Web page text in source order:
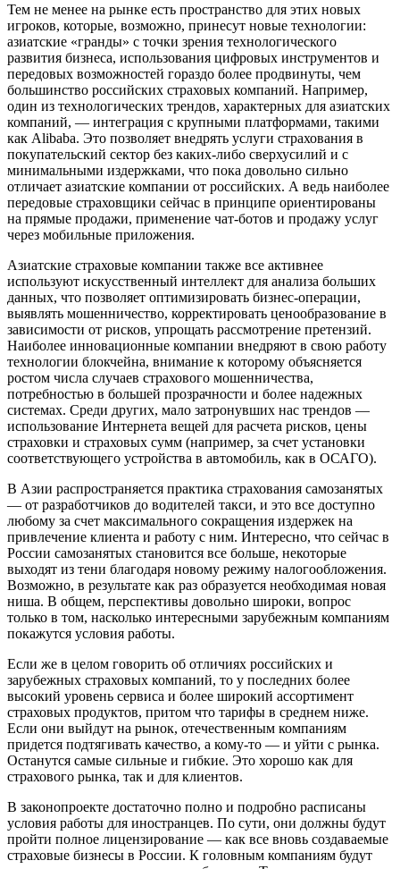
Тем не менее на рынке есть пространство для этих новых
игроков, которые, возможно, принесут новые технологии:
азиатские «гранды» с точки зрения технологического
развития бизнеса, использования цифровых инструментов и
передовых возможностей гораздо более продвинуты, чем
большинство российских страховых компаний. Например,
один из технологических трендов, характерных для азиатских
компаний, — интеграция с крупными платформами, такими
как Alibaba. Это позволяет внедрять услуги страхования в
покупательский сектор без каких-либо сверхусилий и с
минимальными издержками, что пока довольно сильно
отличает азиатские компании от российских. А ведь наиболее
передовые страховщики сейчас в принципе ориентированы
на прямые продажи, применение чат-ботов и продажу услуг
через мобильные приложения.
Азиатские страховые компании также все активнее
используют искусственный интеллект для анализа больших
данных, что позволяет оптимизировать бизнес-операции,
выявлять мошенничество, корректировать ценообразование в
зависимости от рисков, упрощать рассмотрение претензий.
Наиболее инновационные компании внедряют в свою работу
технологии блокчейна, внимание к которому объясняется
ростом числа случаев страхового мошенничества,
потребностью в большей прозрачности и более надежных
системах. Среди других, мало затронувших нас трендов —
использование Интернета вещей для расчета рисков, цены
страховки и страховых сумм (например, за счет установки
соответствующего устройства в автомобиль, как в ОСАГО).
В Азии распространяется практика страхования самозанятых
— от разработчиков до водителей такси, и это все доступно
любому за счет максимального сокращения издержек на
привлечение клиента и работу с ним. Интересно, что сейчас в
России самозанятых становится все больше, некоторые
выходят из тени благодаря новому режиму налогообложения.
Возможно, в результате как раз образуется необходимая новая
ниша. В общем, перспективы довольно широки, вопрос
только в том, насколько интересными зарубежным компаниям
покажутся условия работы.
Если же в целом говорить об отличиях российских и
зарубежных страховых компаний, то у последних более
высокий уровень сервиса и более широкий ассортимент
страховых продуктов, притом что тарифы в среднем ниже.
Если они выйдут на рынок, отечественным компаниям
придется подтягивать качество, а кому-то — и уйти с рынка.
Останутся самые сильные и гибкие. Это хорошо как для
страхового рынка, так и для клиентов.
В законопроекте достаточно полно и подробно расписаны
условия работы для иностранцев. По сути, они должны будут
пройти полное лицензирование — как все вновь создаваемые
страховые бизнесы в России. К головным компаниям будут